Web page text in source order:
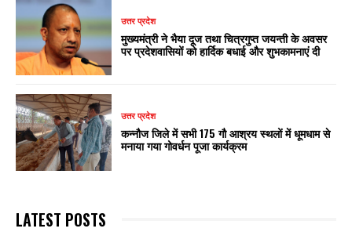
उत्तर प्रदेश
मुख्यमंत्री ने भैया दूज तथा चित्रगुप्त जयन्ती के अवसर
पर प्रदेशवासियों को हार्दिक बधाई और शुभकामनाएं दी
उत्तर प्रदेश
कन्नौज जिले में सभी 175 गौ आश्रय स्थलों में धूमधाम से
मनाया गया गोवर्धन पूजा कार्यक्रम
LATEST POSTS